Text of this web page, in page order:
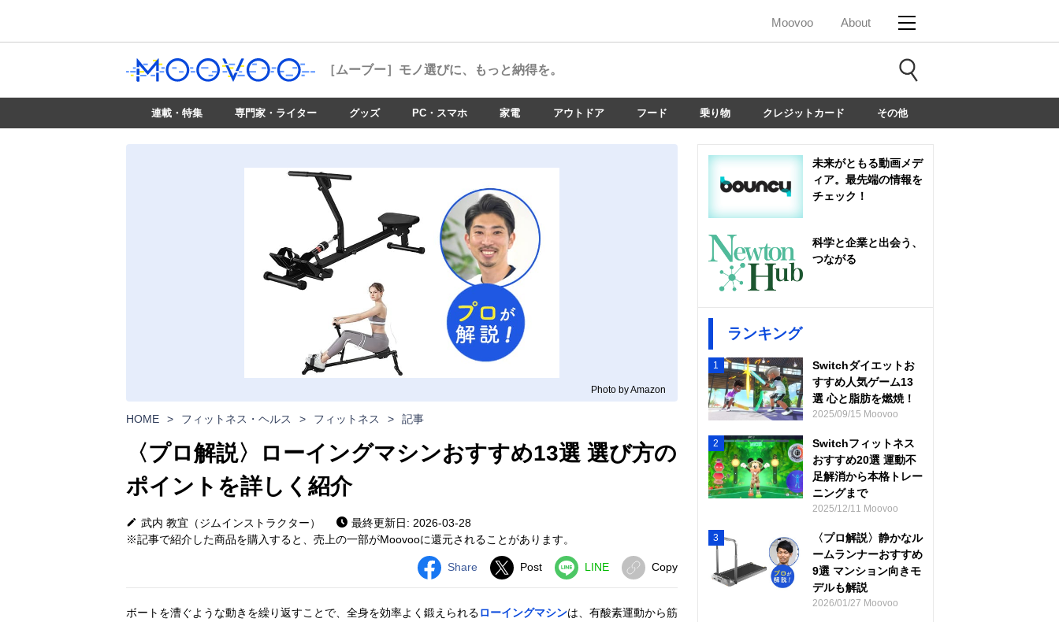
Moovoo About
［ムーブー］ モノ選びに、もっと納得を。
連載・特集 専門家・ライター グッズ PC・スマホ 家電 アウトドア フード 乗り物 クレジットカード その他
Photo by Amazon
HOME > フィットネス・ヘルス > フィットネス > 記事
〈プロ解説〉ローイングマシンおすすめ13選 選び方の
ポイントを詳しく紹介
武内 教宜（ジムインストラクター）
最終更新日: 2026-03-28
※記事で紹介した商品を購入すると、売上の一部がMoovooに還元されることがあります。
Share Post LINE Copy
ボートを漕ぐような動きを繰り返すことで、全身を効率よく鍛えられるローイングマシンは、有酸素運動から筋
未来がともる動画メデ
ィア。最先端の情報を
チェック！
科学と企業と出会う、
つながる
ランキング
1
Switchダイエットお
すすめ人気ゲーム13
選 心と脂肪を燃焼！
2025/09/15 Moovoo
2
Switchフィットネス
おすすめ20選 運動不
足解消から本格トレー
ニングまで
2025/12/11 Moovoo
3
〈プロ解説〉静かなル
ームランナーおすすめ
9選 マンション向きモ
デルも解説
2026/01/27 Moovoo